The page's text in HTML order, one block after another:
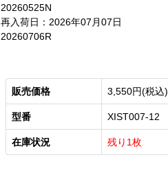
20260525N
再入荷日：2026年07月07日
20260706R
販売価格 3,550円(税込)
型番 XIST007-12
在庫状況 残り1枚